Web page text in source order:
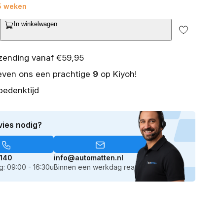
van
in
weken
In winkelwagen
vanaf €59,95
ons een prachtige 9 op Kiyoh!
nodig?
09:00 - 16:30u
info@automatten.nl
Binnen een werkdag reactie